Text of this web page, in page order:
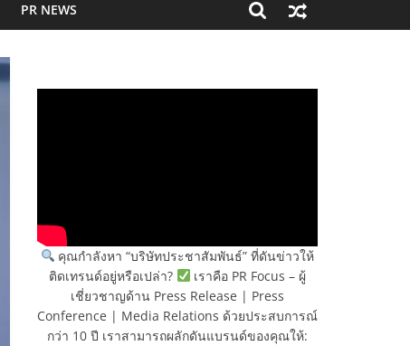
PR NEWS
คุณกำลังหา “บริษัทประชาสัมพันธ์” ที่ดันข่าวให้
ติดเทรนด์อยู่หรือเปล่า?
เราคือ PR Focus – ผู้
เชี่ยวชาญด้าน Press Release | Press
Conference | Media Relations ด้วยประสบการณ์
กว่า 10 ปี เราสามารถผลักดันแบรนด์ของคุณให้: